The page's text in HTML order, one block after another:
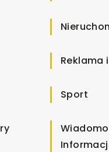
Reklama
Sport